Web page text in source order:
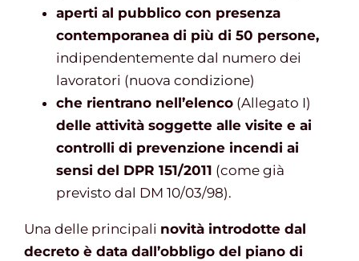
aperti al pubblico con presenza
contemporanea di più di 50 persone,
indipendentemente dal numero dei
lavoratori (nuova condizione)
che rientrano nell’elenco (Allegato I)
delle attività soggette alle visite e ai
controlli di prevenzione incendi ai
sensi del DPR 151/2011 (come già
previsto dal DM 10/03/98).
Una delle principali novità introdotte dal
decreto è data dall’obbligo del piano di